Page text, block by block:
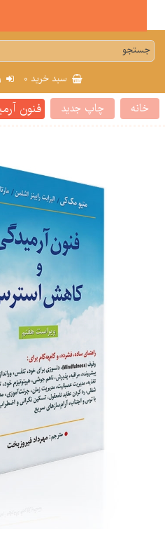
سبد خرید0 ورود
چاپ جدید فنون